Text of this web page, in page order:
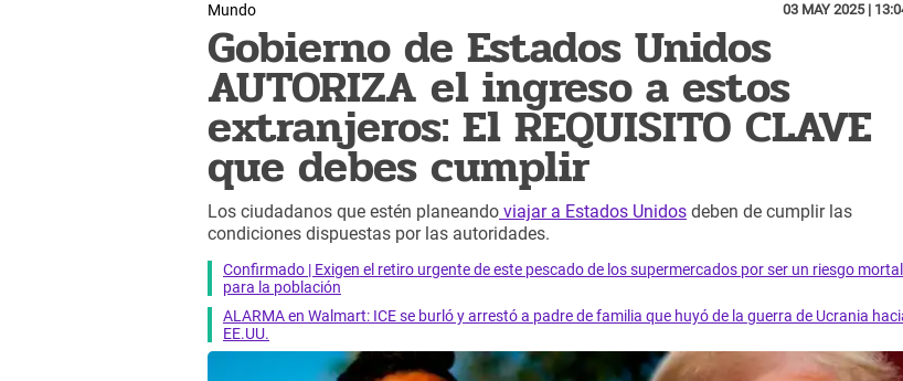
Mundo 03 MAY 2025 |
Gobierno de Estados Unidos
AUTORIZA el ingreso a estos
extranjeros: El REQUISITO CLAVE
que debes cumplir
Los ciudadanos que estén planeando viajar a Estados Unidos deben de cumplir las
condiciones dispuestas por las autoridades.
Confirmado | Exigen el retiro urgente de este pescado de los supermercados por ser un riesgo mortal
para la población
ALARMA en Walmart: ICE se burló y arrestó a padre de familia que huyó de la guerra de Ucrania
EE.UU.